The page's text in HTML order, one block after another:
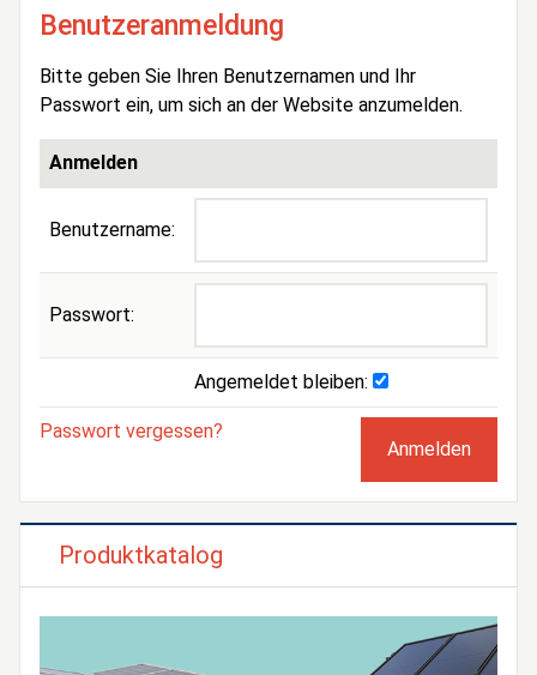
Benutzeranmeldung
Bitte geben Sie Ihren Benutzernamen und Ihr
Passwort ein, um sich an der Website anzumelden.
Anmelden
Benutzername:
Passwort:
Angemeldet bleiben:
Passwort vergessen?
Produktkatalog